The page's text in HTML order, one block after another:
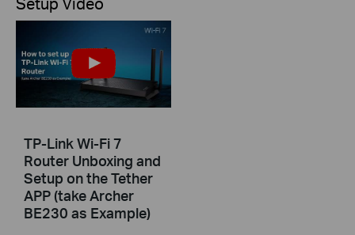
TP-Link Wi-Fi 7
Router Unboxing and
Setup on the Tether
APP (take Archer
BE230 as Example)